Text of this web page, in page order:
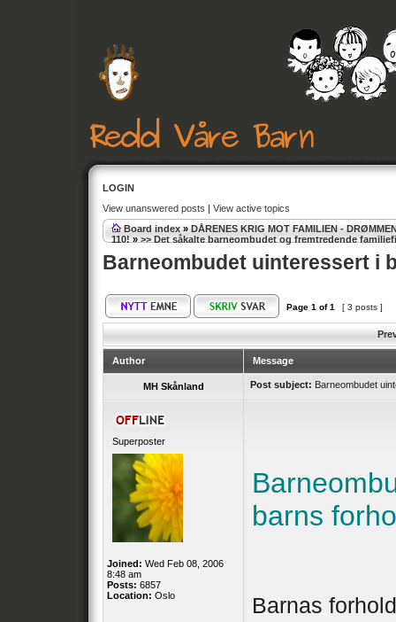
LOGIN
View unanswered posts | View active topics
Board index » DÅRENES KRIG MOT FAMILIEN -
110!»>> Det såkalte barneombudet og fremtredende
Barneombudet uinteressert i
Page 1 of1 [ 3 posts ]
Author Message
MH Skånland Post subject: Barneombudet
Superposter
Joined: Wed Feb 08, 2006
8:48 am
Posts: 6857
Location: Oslo
barns
Barnas